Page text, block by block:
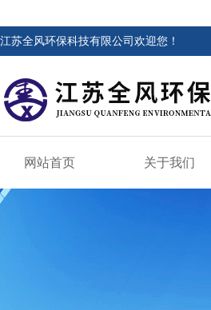
江苏全风环保科技有限公司欢迎您！
网站首页 关于我们